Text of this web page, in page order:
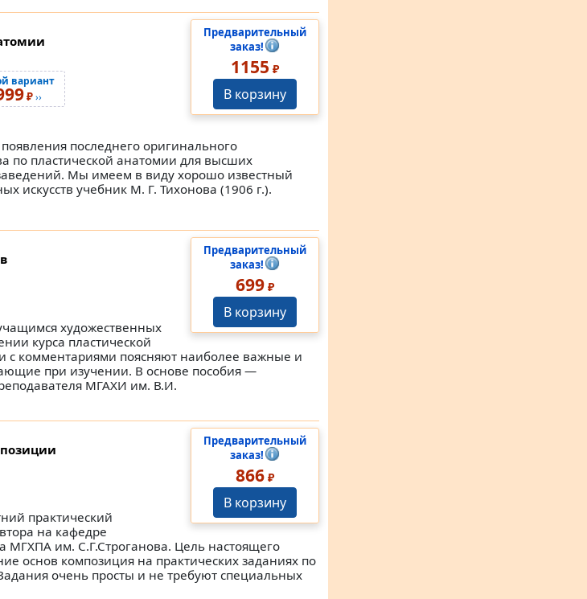
Предварительный
заказ!
1155 ₽
В корзину
вариант
₽››
последнего оригинального
по пластической анатомии для высших
Мы имеем в виду хорошо известный
искусств учебник М. Г. Тихонова (1906 г.).
Предварительный
заказ!
699 ₽
В корзину
художественных
курса пластической
с комментариями поясняют наиболее важные и
при изучении. В основе пособия —
МГАХИ им. В.И.
Предварительный
заказ!
866 ₽
В корзину
практический
на кафедре
МГХПА им. С.Г.Строганова. Цель настоящего
основ композиция на практических заданиях по
очень просты и не требуют специальных